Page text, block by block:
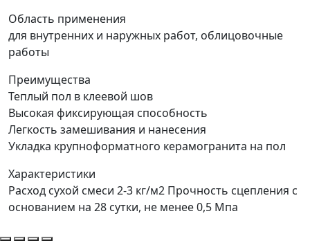
Область применения
для внутренних и наружных работ, облицовочные
работы
Преимущества
Теплый пол в клеевой шов
Высокая фиксирующая способность
Легкость замешивания и нанесения
Укладка крупноформатного керамогранита на пол
Характеристики
Расход сухой смеси 2-3 кг/м2 Прочность сцепления с
основанием на 28 сутки, не менее 0,5 Мпа